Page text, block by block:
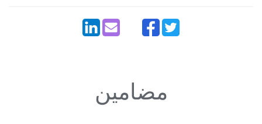
مضامین